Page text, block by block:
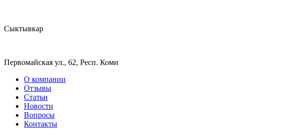
Сыктывкар
Первомайская ул., 62, Респ. Коми
О компании
Отзывы
Статьи
Новости
Вопросы
Контакты